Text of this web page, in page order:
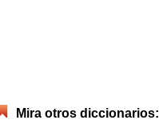
Mira otros diccionarios: